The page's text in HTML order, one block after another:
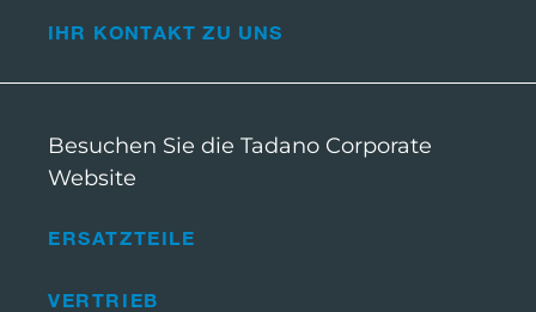
ERSATZTEILE
VERTRIEB
IHR KONTAKT ZU UNS
Besuchen Sie die Tadano Corporate
Website